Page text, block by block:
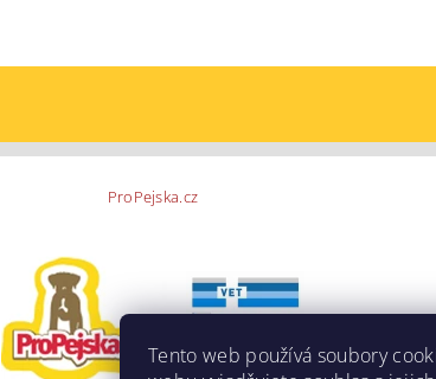
ProPejska.cz
Tento web používá soubory